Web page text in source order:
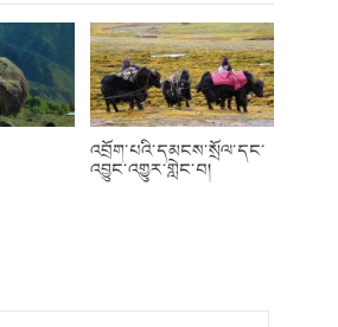
འབྲོག་པའི་དམངས་སྲོལ་དང་
འབྱུང་འགྱུར་གླེང་བ།